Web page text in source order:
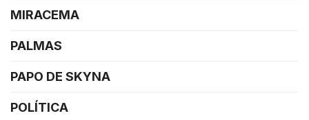
MIRACEMA
PALMAS
PAPO DE SKYNA
POLÍTICA